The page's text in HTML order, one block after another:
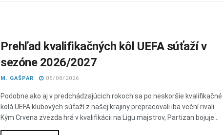
Prehľad kvalifikačných kôl UEFA súťaží v
sezóne 2026/2027
M. GAŠPAR 05/08/2026
Podobne ako aj v predchádzajúcich rokoch sa po neskoršie kvalifikačné
kolá UEFA klubových súťaží z našej krajiny prepracovali iba veční rivali.
Kým Crvena zvezda hrá v kvalifikácii na Ligu majstrov, Partizan bojuje...